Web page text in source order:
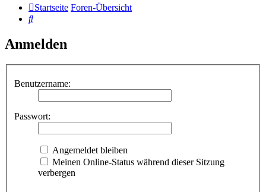
Startseite Foren-Übersicht
Suche
Anmelden
Benutzername:
Passwort:
Angemeldet bleiben
Meinen Online-Status während dieser Sitzung
verbergen